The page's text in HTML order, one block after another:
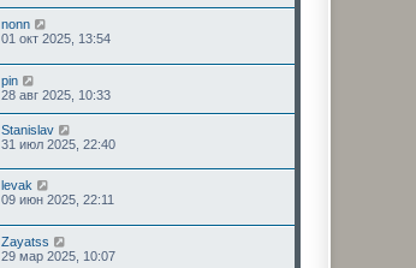
nonn
01 окт 2025, 13:54
pin
28 авг 2025, 10:33
Stanislav
31 июл 2025, 22:40
levak
09 июн 2025, 22:11
Zayatss
29 мар 2025, 10:07